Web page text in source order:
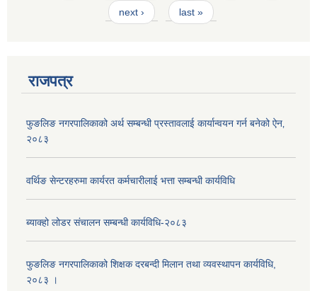
next › last »
राजपत्र
फुङलिङ नगरपालिकाको अर्थ सम्बन्धी प्रस्तावलाई कार्यान्वयन गर्न बनेको ऐन‚
२०८३
वर्थिङ सेन्टरहरुमा कार्यरत कर्मचारीलाई भत्ता सम्बन्धी कार्यविधि
ब्याक्हो लोडर संचालन सम्बन्धी कार्यविधि-२०८३
फुङलिङ नगरपालिकाको शिक्षक दरबन्दी मिलान तथा व्यवस्थापन कार्यविधि,
२०८३ ।